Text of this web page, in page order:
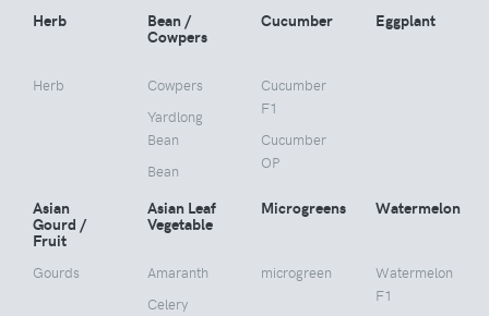
Herb
Herb
Bean /
Cowpers
Cowpers
Yardlong
Bean
Bean
Cucumber
Cucumber
F1
Cucumber
OP
Eggplant
Asian
Gourd /
Fruit
Gourds
Asian Leaf
Vegetable
Amaranth
Celery
Microgreens
microgreen
Watermelon
Watermelon
F1